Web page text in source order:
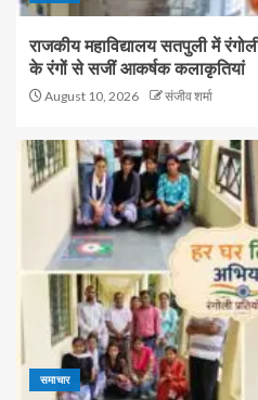
राजकीय महाविद्यालय सतपुली में
के रंगों से सजीं आकर्षक कलाकृतियां
August 10, 2026 संजीव शर्मा
समाचार